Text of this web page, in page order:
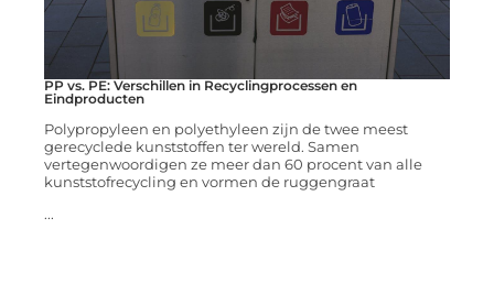
PP vs. PE: Verschillen in Recyclingprocessen en
Eindproducten
Polypropyleen en polyethyleen zijn de twee meest
gerecyclede kunststoffen ter wereld. Samen
vertegenwoordigen ze meer dan 60 procent van alle
kunststofrecycling en vormen de ruggengraat
...